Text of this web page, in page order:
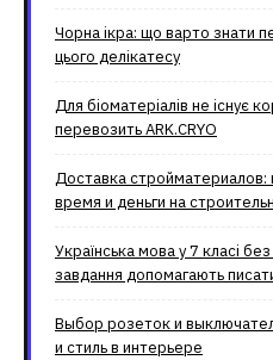
Чорна ікра: що варто знати
цього делікатесу
Для біоматеріалів не існує
перевозить ARK.CRYO
Доставка стройматериалов:
время и деньги на
Українська мова у 7 класі
завдання допомагають
Выбор розеток и
и стиль в интерьере